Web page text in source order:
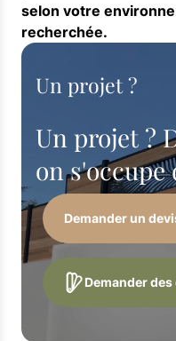
selon votre
recherchée.
Un projet ?
Un projet ?
on s'occupe
Demander un
Demander